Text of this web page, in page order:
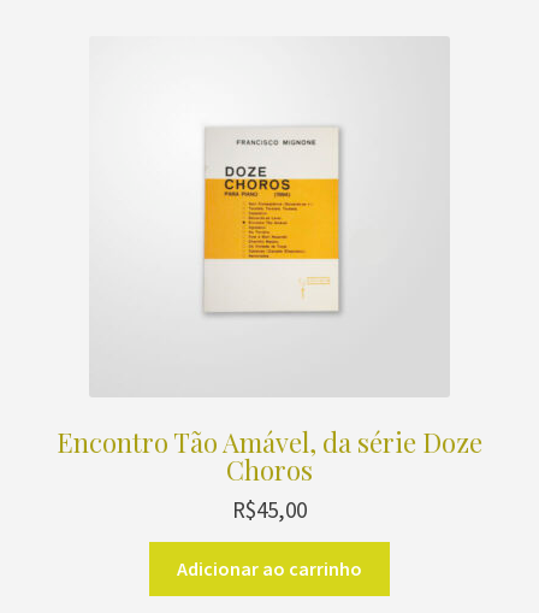
Encontro Tão Amável, da série Doze
Choros
R$45,00
Adicionar ao carrinho